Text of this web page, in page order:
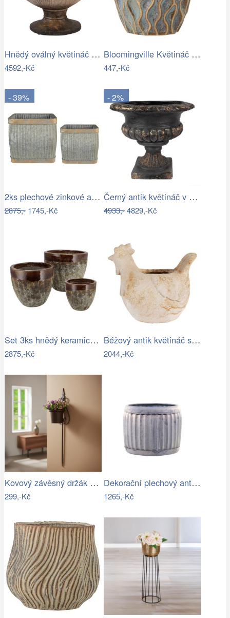
Hnědý oválný květináč na noze zdobený…
4592,-Kč
Bloomingville Květináč Feren Ø 12 cm
447,-Kč
- 39%
2ks plechové zinkové antik obaly na…
2875,-1745,-Kč
- 2%
Černý antik květináč v barokním stylu…
4933,-4829,-Kč
Set 3ks hnědý keramický květináč…
2875,-Kč
Béžový antik květináč slepička Farm…
2044,-Kč
Kovový závěsný držák na květináč
299,-Kč
Dekorační plechový antik obal na…
1265,-Kč